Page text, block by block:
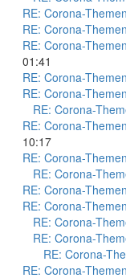
RE: Corona-Themen
RE: Corona-Themen
RE: Corona-Themen
01:41
RE: Corona-Themen
RE: Corona-Themen
RE: Corona-
RE: Corona-Themen
10:17
RE: Corona-Themen
RE: Corona-
RE: Corona-Themen
RE: Corona-Themen
RE: Corona-
RE: Corona-
RE: Corona-
RE: Corona-Themen